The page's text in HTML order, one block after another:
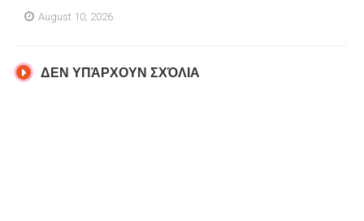
August 10, 2026
ΔΕΝ ΥΠΆΡΧΟΥΝ ΣΧΌΛΙΑ